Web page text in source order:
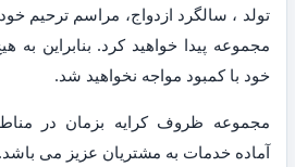
تولد ، سالگرد ازدواج، مراسم ترحیم خود
مجموعه پیدا خواهید کرد. بنابراین به
خود با کمبود مواجه نخواهید شد.
مجموعه ظروف کرایه بزمان در
آماده خدمات به مشتریان عزیز می باشد.